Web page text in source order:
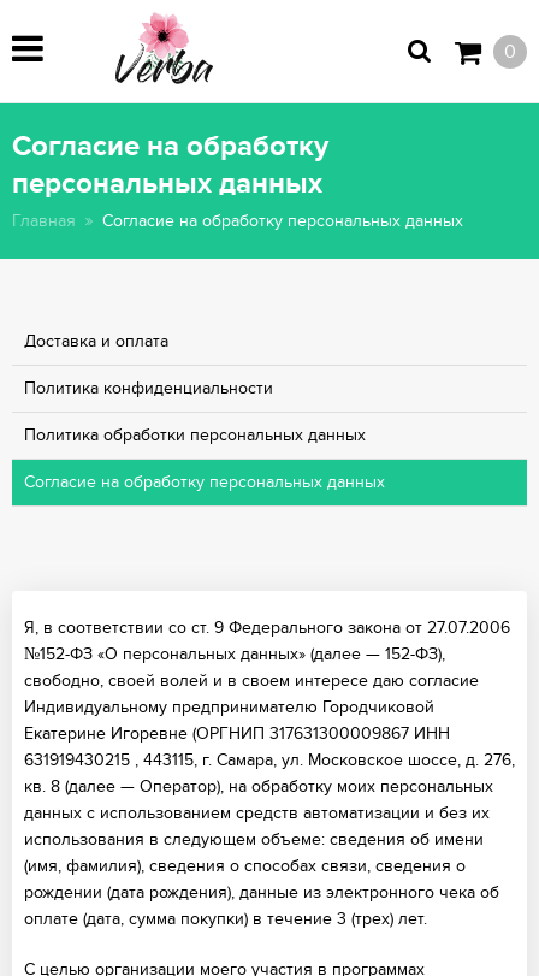
0
Согласие на обработку
персональных данных
Главная Согласие на обработку персональных данных
Доставка и оплата
Политика конфиденциальности
Политика обработки персональных данных
Согласие на обработку персональных данных
Я, в соответствии со ст. 9 Федерального закона от 27.07.2006
№152-ФЗ «О персональных данных» (далее — 152-ФЗ),
свободно, своей волей и в своем интересе даю согласие
Индивидуальному предпринимателю Городчиковой
Екатерине Игоревне (ОРГНИП 317631300009867 ИНН
631919430215 , 443115, г. Самара, ул. Московское шоссе, д. 276,
кв. 8 (далее — Оператор), на обработку моих персональных
данных с использованием средств автоматизации и без их
использования в следующем объеме: сведения об имени
(имя, фамилия), сведения о способах связи, сведения о
рождении (дата рождения), данные из электронного чека об
оплате (дата, сумма покупки) в течение 3 (трех) лет.
С целью организации моего участия в программах